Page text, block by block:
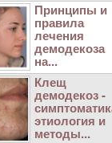
Принципы и
правила
лечения
демодекоза
на...
Клещ
демодекоз -
этиология и
методы...